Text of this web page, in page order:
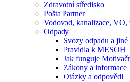
Zdravotní středisko
Pošta Partner
Vodovod, kanalizace, VO,
Odpady
Svozy odpadu a
Pravidla k MESOH
Jak funguje
Zákony a informace
Otázky a odpovědi